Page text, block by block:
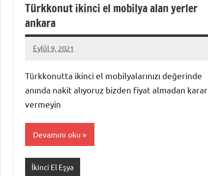
Türkkonut ikinci el mobilya alan yerler
ankara
Eylül 9, 2021
Mustafa
Türkkonutta ikinci el mobilyalarınızı değerinde
anında nakit alıyoruz bizden fiyat almadan karar
vermeyin
Devamını oku
İkinci El Eşya